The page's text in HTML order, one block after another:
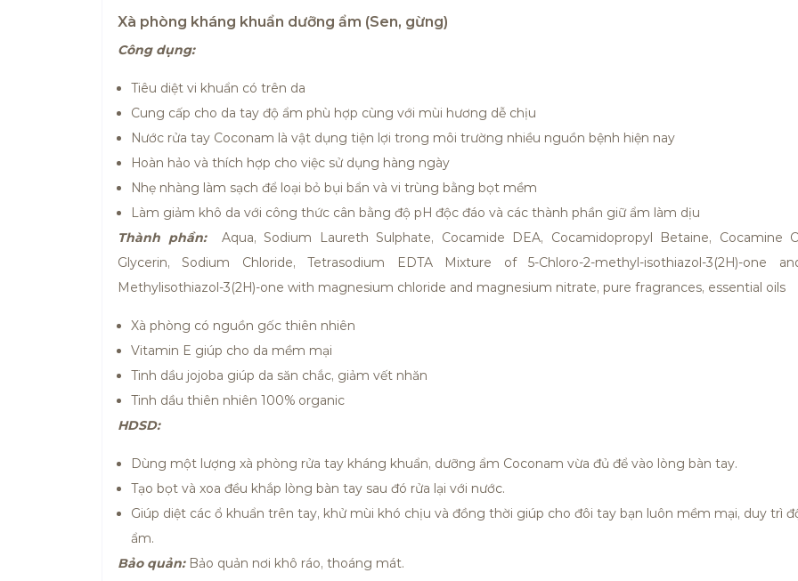
Xà phòng kháng khuẩn dưỡng ẩm (Sen, gừng)
Công dụng:
Tiêu diệt vi khuẩn có trên da
Cung cấp cho da tay độ ẩm phù hợp cùng với mùi hương dễ chịu
Nước rửa tay Coconam là vật dụng tiện lợi trong môi trường nhiều nguồn bệnh hiện nay
Hoàn hảo và thích hợp cho việc sử dụng hàng ngày
Nhẹ nhàng làm sạch để loại bỏ bụi bẩn và vi trùng bằng bọt mềm
Làm giảm khô da với công thức cân bằng độ pH độc đáo và các thành phần giữ ẩm làm dịu
Thành phần:Aqua, Sodium Laureth Sulphate, Cocamide DEA, Cocamidopropyl Betaine, Cocamine
Glycerin, Sodium Chloride, Tetrasodium EDTA Mixture of 5-Chloro-2-methyl-isothiazol-3(2H)-one
Methylisothiazol-3(2H)-one with magnesium chloride and magnesium nitrate, pure fragrances, essential oils
Xà phòng có nguồn gốc thiên nhiên
Vitamin E giúp cho da mềm mại
Tinh dầu jojoba giúp da săn chắc, giảm vết nhăn
Tinh dầu thiên nhiên 100% organic
HDSD:
Dùng một lượng xà phòng rửa tay kháng khuẩn, dưỡng ẩm Coconam vừa đủ để vào lòng bàn tay.
Tạo bọt và xoa đều khắp lòng bàn tay sau đó rửa lại với nước.
Giúp diệt các ổ khuẩn trên tay, khử mùi khó chịu và đồng thời giúp cho đôi tay bạn luôn mềm mại, duy trì
ẩm.
Bảo quản:Bảo quản nơi khô ráo, thoáng mát.